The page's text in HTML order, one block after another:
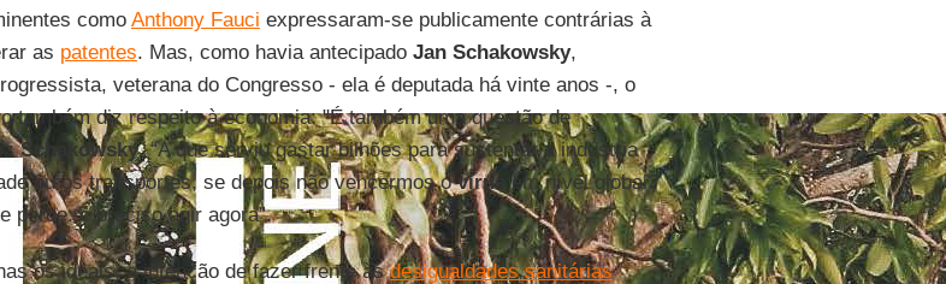
como Anthony Fauci expressaram-se publicamente contrárias à
as patentes. Mas, como havia antecipado Jan Schakowsky,
veterana do Congresso - ela é deputada há vinte anos -, o
também diz respeito à economia: "É também uma questão de
Schakowsky. “A que serviu gastar bilhões para sustentar a indústria
ou os transportes, se depois não vencermos ovírus em nível global?
perde: é preciso agir agora”.
os ideais, a intenção de fazer frente àsdesigualdades sanitárias